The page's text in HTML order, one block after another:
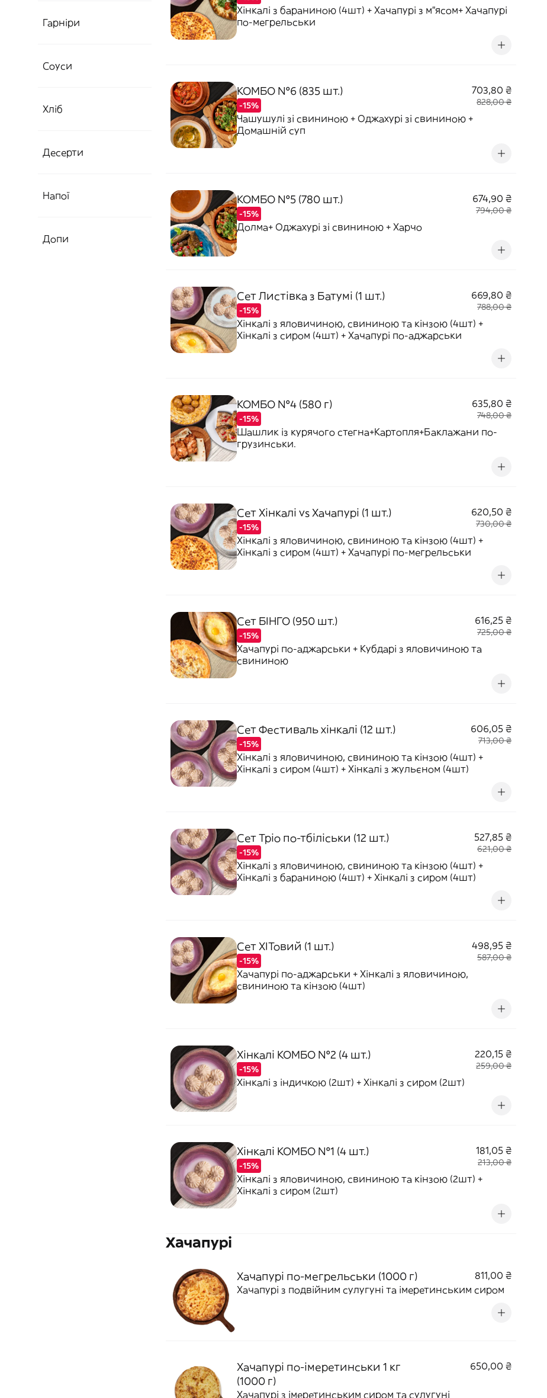
Гарніри
Соуси
Хліб
Десерти
Напої
Допи
Хінкалі з бараниною (4шт) + Хачапурі з м"ясом+ Хачапурі
по-мегрельськи
КОМБО №6 (835 шт.)
-15%
703,80 ₴
828,00 ₴
Чашушулі зі свининою + Оджахурі зі свининою +
Домашній суп
КОМБО №5 (780 шт.)
-15%
674,90 ₴
794,00 ₴
Долма+ Оджахурі зі свининою + Харчо
Сет Листівка з Батумі (1 шт.)
-15%
669,80 ₴
788,00 ₴
Хінкалі з яловичиною, свининою та кінзою (4шт) +
Хінкалі з сиром (4шт) + Хачапурі по-аджарськи
КОМБО №4 (580 г)
-15%
635,80 ₴
748,00 ₴
Шашлик із курячого стегна+Картопля+Баклажани по-
грузинськи.
Сет Хінкалі vs Хачапурі (1 шт.)
-15%
620,50 ₴
730,00 ₴
Хінкалі з яловичиною, свининою та кінзою (4шт) +
Хінкалі з сиром (4шт) + Хачапурі по-мегрельськи
Сет БІНГО (950 шт.)
-15%
616,25 ₴
725,00 ₴
Хачапурі по-аджарськи + Кубдарі з яловичиною та
свининою
Сет Фестиваль хінкалі (12 шт.)
-15%
606,05 ₴
713,00 ₴
Хінкалі з яловичиною, свининою та кінзою (4шт) +
Хінкалі з сиром (4шт) + Хінкалі з жульєном (4шт)
Сет Тріо по-тбіліськи (12 шт.)
-15%
527,85 ₴
621,00 ₴
Хінкалі з яловичиною, свининою та кінзою (4шт) +
Хінкалі з бараниною (4шт) + Хінкалі з сиром (4шт)
Сет ХІТовий (1 шт.)
-15%
498,95 ₴
587,00 ₴
Хачапурі по-аджарськи + Хінкалі з яловичиною,
свининою та кінзою (4шт)
Хінкалі КОМБО №2 (4 шт.)
-15%
220,15 ₴
259,00 ₴
Хінкалі з індичкою (2шт) + Хінкалі з сиром (2шт)
Хінкалі КОМБО №1 (4 шт.)
-15%
181,05 ₴
213,00 ₴
Хінкалі з яловичиною, свининою та кінзою (2шт) +
Хінкалі з сиром (2шт)
Хачапурі
Хачапурі по-мегрельськи (1000 г)
811,00 ₴
Хачапурі з подвійним сулугуні та імеретинським сиром
Хачапурі по-імеретинськи 1 кг
(1000 г)
650,00 ₴
Хачапурі з імеретинським сиром та сулугуні